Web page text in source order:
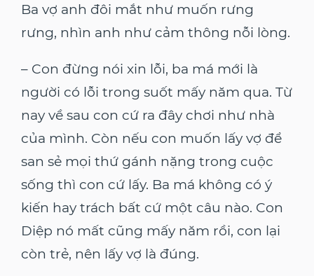
Ba vợ anh đôi mắt như muốn rưng
rưng, nhìn anh như cảm thông nỗi lòng.
– Con đừng nói xin lỗi, ba má mới là
người có lỗi trong suốt mấy năm qua. Từ
nay về sau con cứ ra đây chơi như nhà
của mình. Còn nếu con muốn lấy vợ để
san sẻ mọi thứ gánh nặng trong cuộc
sống thì con cứ lấy. Ba má không có ý
kiến hay trách bất cứ một câu nào. Con
Diệp nó mất cũng mấy năm rồi, con lại
còn trẻ, nên lấy vợ là đúng.